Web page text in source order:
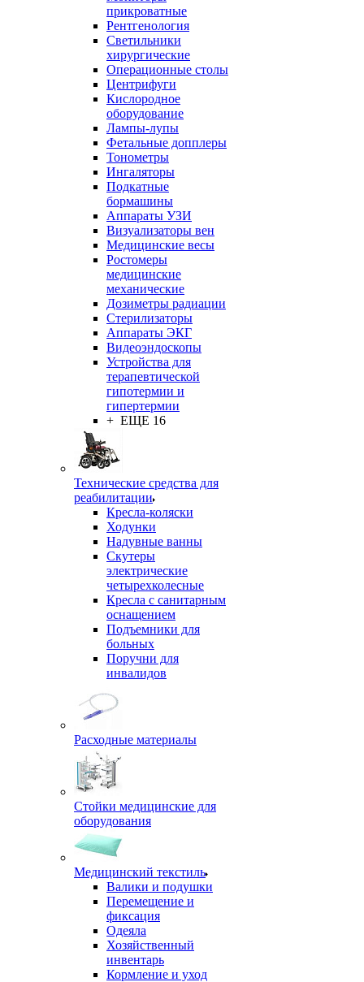
прикроватные
Рентгенология
Светильники
хирургические
Операционные столы
Центрифуги
Кислородное
оборудование
Лампы-лупы
Фетальные допплеры
Тонометры
Ингаляторы
Подкатные
бормашины
Аппараты УЗИ
Визуализаторы вен
Медицинские весы
Ростомеры
медицинские
механические
Дозиметры радиации
Стерилизаторы
Аппараты ЭКГ
Видеоэндоскопы
Устройства для
терапевтической
гипотермии и
гипертермии
+ ЕЩЕ 16
Технические средства для
реабилитации
Кресла-коляски
Ходунки
Надувные ванны
Скутеры
электрические
четырехколесные
Кресла с санитарным
оснащением
Подъемники для
больных
Поручни для
инвалидов
Расходные материалы
Стойки медицинские для
оборудования
Медицинский текстиль
Валики и подушки
Перемещение и
фиксация
Одеяла
Хозяйственный
инвентарь
Кормление и уход